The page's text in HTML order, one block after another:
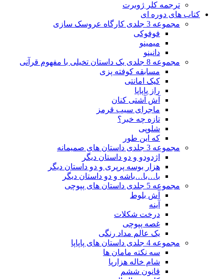
ترجمه کلر ژوبرت
کتاب های دوره ای
مجموعه 3 جلدی کارگاه عروسک سازی
فوفوکی
میمینو
دانینو
مجموعه 8 جلدی یک داستان تخیلی با مفهوم قرآنی
مسابقه کوفته پزی
کیک امانتی
راز پاپاپا
آش آشتی کنان
ماجرای سیب قرمز
تازه چه خبر؟
شلوپی
که این طور
مجموعه 3 جلدی داستان های صمیمانه
اژدودو و دو داستان دیگر
هزار بوسه پرپری و دو داستان دیگر
با…با…باشه و دو داستان دیگر
مجموعه 5 جلدی داستان های پپوچی
آش بلوط
آینه
درخت شکلات
غصه پپوچی
یک عالم مداد رنگی
مجموعه 4 جلدی داستان های پاپاپا
سه نکته مامان ها
شام خاله هزارپا
قانون ششم